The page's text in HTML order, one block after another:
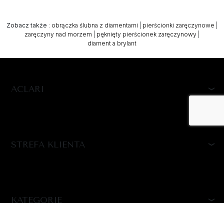
Zobacz także : obrączka ślubna z diamentami pierścionki zaręczynowe
zaręczyny nad morzem
pęknięty pierścionek zaręczynowy
diament a brylant
ACLARI
STREFA KLIENTA
KATEGORIE